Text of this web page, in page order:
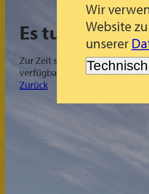
Wir
Website
unserer
Es tut uns leid!
Zur Zeit sind für die gewählte
verfügbar.
Zurück